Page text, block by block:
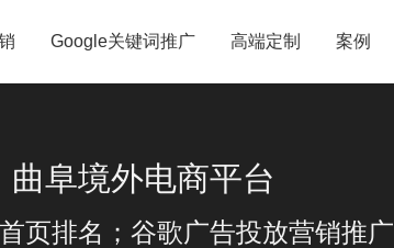
Google关键词推广 高端定制 案例
曲阜境外电商平台
页排名；谷歌广告投放营销推广